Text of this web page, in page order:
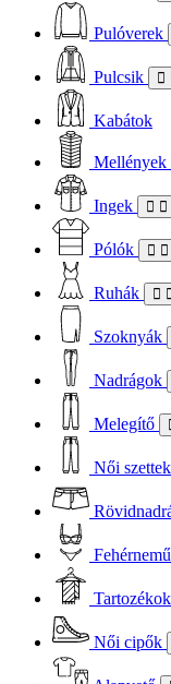
Pulóverek
Pulcsik
Kabátok
Mellények
Ingek
Pólók
Ruhák
Szoknyák
Nadrágok
Melegítő
Női szettek
Fehérnemű
Tartozékok
Női cipők